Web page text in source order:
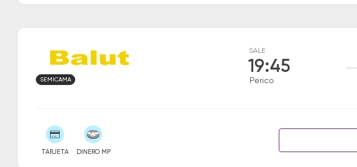
SALE
19:45
Perico
SEMICAMA
TARJETA DINERO MP